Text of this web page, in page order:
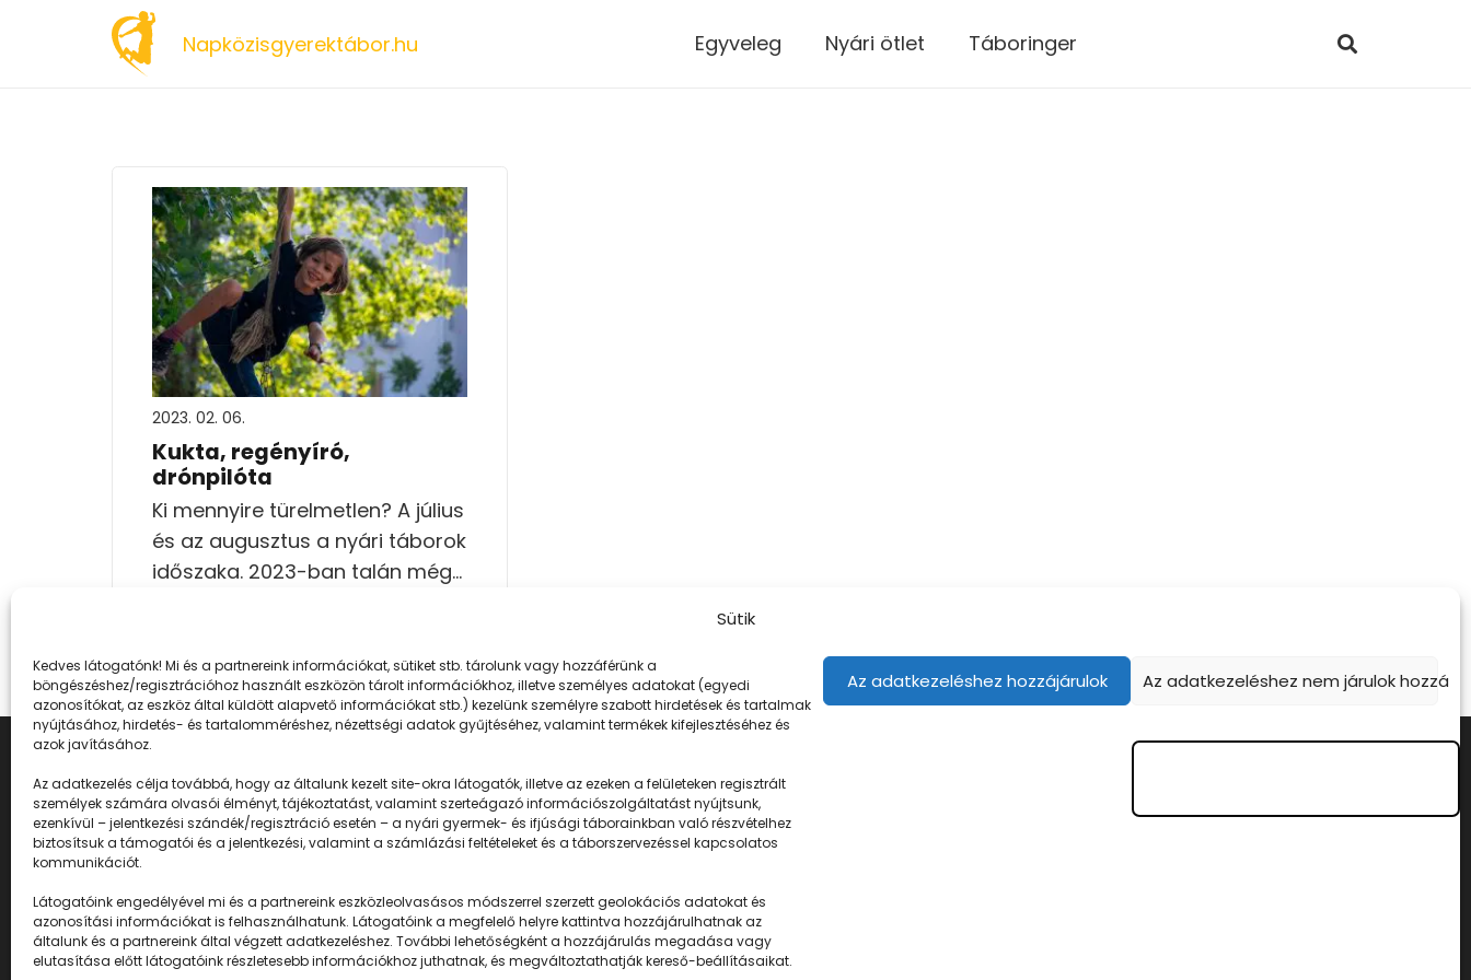
Sütik
Kedves látogatónk! Mi és a partnereink információkat, sütiket stb. tárolunk vagy hozzáférünk a
böngészéshez/regisztrációhoz használt eszközön tárolt információkhoz, illetve személyes adatokat (egyedi
azonosítókat, az eszköz által küldött alapvető információkat stb.) kezelünk személyre szabott hirdetések és tartalmak
nyújtásához, hirdetés- és tartalomméréshez, nézettségi adatok gyűjtéséhez, valamint termékek kifejlesztéséhez és
azok javításához.
Az adatkezelés célja továbbá, hogy az általunk kezelt site-okra látogatók, illetve az ezeken a felületeken regisztrált
személyek számára olvasói élményt, tájékoztatást, valamint szerteágazó információszolgáltatást nyújtsunk,
ezenkívül – jelentkezési szándék/regisztráció esetén – a nyári gyermek- és ifjúsági táborainkban való részvételhez
biztosítsuk a támogatói és a jelentkezési, valamint a számlázási feltételeket és a táborszervezéssel kapcsolatos
kommunikációt.
Látogatóink engedélyével mi és a partnereink eszközleolvasásos módszerrel szerzett geolokációs adatokat és
azonosítási információkat is felhasználhatunk. Látogatóink a megfelelő helyre kattintva hozzájárulhatnak az
általunk és a partnereink által végzett adatkezeléshez. További lehetőségként a hozzájárulás megadása vagy
elutasítása előtt látogatóink részletesebb információkhoz juthatnak, és megváltoztathatják kereső-beállításaikat.
Az adatkezeléshez hozzájárulok Az adatkezeléshez nem járulok hozzá
Napközisgyerektábor.hu Egyveleg Nyári ötlet Táboringer
2023. 02. 06.
Kukta, regényíró,
drónpilóta
Ki mennyire türelmetlen? A július
és az augusztus a nyári táborok
időszaka. 2023-ban talán még…
Napközisgyerektábor.hu
Navigáció
Egyveleg
Nyári ötlet